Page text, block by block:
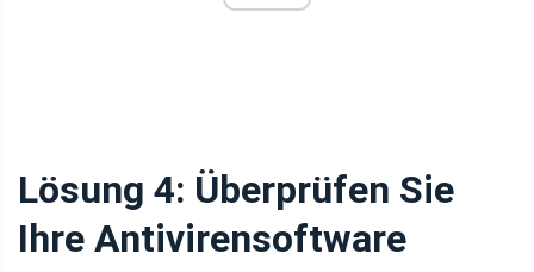
Lösung 4: Überprüfen Sie
Ihre Antivirensoftware